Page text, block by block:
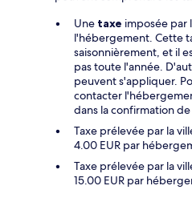
Une taxe imposée par
l'hébergement. Cette
saisonnièrement, et il
pas toute l'année.
peuvent s'appliquer.
contacter
dans la confirmation
Taxe prélevée par la
4.00 EUR par
Taxe prélevée par la
15.00 EUR par